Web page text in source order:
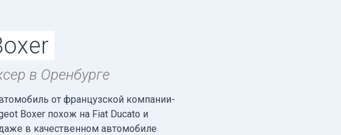
в Оренбурге
от французской компании-
Boxer похож на Fiat Ducato и
в качественном автомобиле